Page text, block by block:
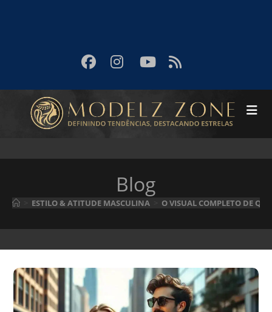
Blog
ESTILO & ATITUDE MASCULINA O VISUAL COMPLETO DE